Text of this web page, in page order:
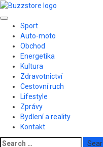
Skip
content
Primary
Menu
Sport
Auto-moto
Obchod
Energetika
Kultura
Zdravotnictví
Cestovní ruch
Lifestyle
Zprávy
Bydlení a reality
Kontakt
Search